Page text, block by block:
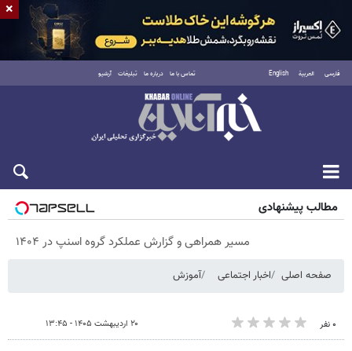
فارسی العربية English تماس با ما درباره ما تبلیغات آرشیو
پنجشنبه ۱۵ مرداد ۱۴۰۵
مطالب پیشنهادی
مسیر همراهی و گزارش عملکرد گروه اسنپ در ۱۴۰۴
صفحه اصلی اخبار اجتماعی آموزش
۰ نفر ۲۰ اردیبهشت ۱۴۰۵ - ۱۳:۴۵
×